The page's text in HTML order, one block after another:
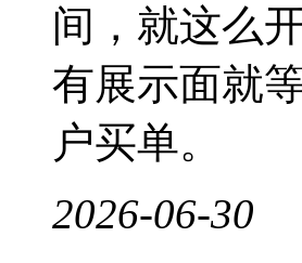
间，就这么
有展示面就
户买单。
2026-06-30